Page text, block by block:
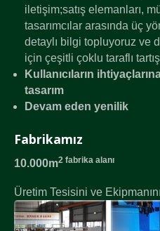
iletişim;satış elemanları,
tasarımcılar arasında üç
detaylı bilgi topluyoruz ve
için çeşitli çoklu taraflı
Kullanıcıların
tasarım
Devam eden yenilik
Fabrikamız
10.000m2 fabrika alanı
Üretim Tesisini ve